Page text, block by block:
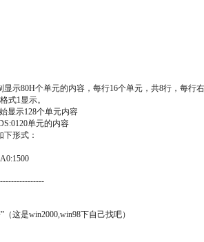
示80H个单元的内容，每行16个单元，共8行，每行
式1显示。
示128个单元内容
单元的内容
形式：
这是win2000,win98下自己找吧）